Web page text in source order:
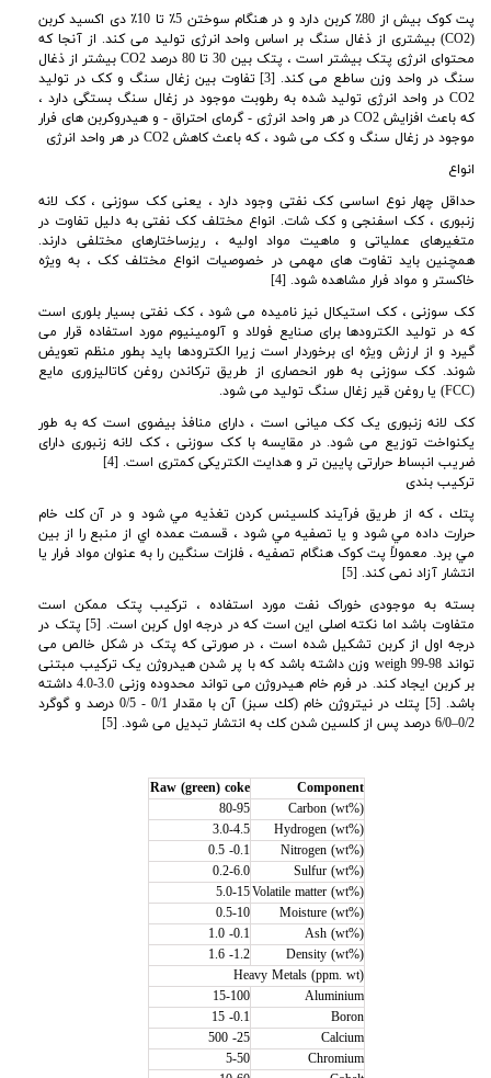
پت کوک بیش از 80٪ کربن دارد و در هنگام سوختن 5٪ تا 10٪ دی اکسید کربن
(CO2) بیشتری از ذغال سنگ بر اساس واحد انرژی تولید می کند. از آنجا که
محتوای انرژی پتک بیشتر است ، پتک بین 30 تا 80 درصد CO2 بیشتر از ذغال
سنگ در واحد وزن ساطع می کند. [3] تفاوت بین زغال سنگ و کک در تولید
CO2 در واحد انرژی تولید شده به رطوبت موجود در زغال سنگ بستگی دارد ،
که باعث افزایش CO2 در هر واحد انرژی - گرمای احتراق - و هیدروکربن های فرار
موجود در زغال سنگ و کک می شود ، که باعث کاهش CO2 در هر واحد انرژی
انواع
حداقل چهار نوع اساسی کک نفتی وجود دارد ، یعنی کک سوزنی ، کک لانه
زنبوری ، کک اسفنجی و کک شات. انواع مختلف کک نفتی به دلیل تفاوت در
متغیرهای عملیاتی و ماهیت مواد اولیه ، ریزساختارهای مختلفی دارند.
همچنین باید تفاوت های مهمی در خصوصیات انواع مختلف کک ، به ویژه
خاکستر و مواد فرار مشاهده شود. [4]
کک سوزنی ، کک استیکال نیز نامیده می شود ، کک نفتی بسیار بلوری است
که در تولید الکترودها برای صنایع فولاد و آلومینیوم مورد استفاده قرار می
گیرد و از ارزش ویژه ای برخوردار است زیرا الکترودها باید بطور منظم تعویض
شوند. کک سوزنی به طور انحصاری از طریق ترکاندن روغن کاتالیزوری مایع
(FCC) یا روغن قیر زغال سنگ تولید می شود.
کک لانه زنبوری یک کک میانی است ، دارای منافذ بیضوی است که به طور
یکنواخت توزیع می شود. در مقایسه با کک سوزنی ، کک لانه زنبوری دارای
ضریب انبساط حرارتی پایین تر و هدایت الکتریکی کمتری است. [4]
ترکیب بندی
پتك ، كه از طريق فرآيند كلسينس كردن تغذيه مي شود و در آن كك خام
حرارت داده مي شود و يا تصفيه مي شود ، قسمت عمده اي از منبع را از بين
مي برد. معمولاً پت کوک هنگام تصفیه ، فلزات سنگین را به عنوان مواد فرار یا
انتشار آزاد نمی کند. [5]
بسته به موجودی خوراک نفت مورد استفاده ، ترکیب پتک ممکن است
متفاوت باشد اما نکته اصلی این است که در درجه اول کربن است. [5] پتک در
درجه اول از کربن تشکیل شده است ، در صورتی که پتک در شکل خالص می
تواند 98-99
weigh وزن داشته باشد که با پر شدن هیدروژن یک ترکیب مبتنی
بر کربن ایجاد کند. در فرم خام هیدروژن می تواند محدوده وزنی 3.0-4.0 داشته
باشد. [5] پتك در نیتروژن خام (كك سبز) آن با مقدار 0/1 - 0/5 درصد و گوگرد
0/2–6/0 درصد پس از كلسین شدن كك به انتشار تبدیل می شود. [5]
Component
Raw (green) coke
Carbon (wt%)
80-95
Hydrogen (wt%)
3.0-4.5
Nitrogen (wt%)
0.1- 0.5
Sulfur (wt%)
0.2-6.0
Volatile matter (wt%)
5.0-15
Moisture (wt%)
0.5-10
Ash (wt%)
0.1- 1.0
Density (wt%)
1.2- 1.6
Heavy Metals (ppm. wt)
Aluminium
15-100
Boron
0.1- 15
Calcium
25- 500
Chromium
5-50